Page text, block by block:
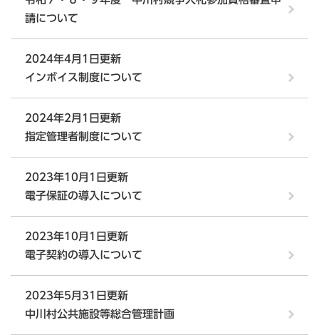
請について
2024年4月1日更新
インボイス制度について
2024年2月1日更新
指定管理者制度について
2023年10月1日更新
電子保証の導入について
2023年10月1日更新
電子契約の導入について
2023年5月31日更新
中川村公共施設等総合管理計画